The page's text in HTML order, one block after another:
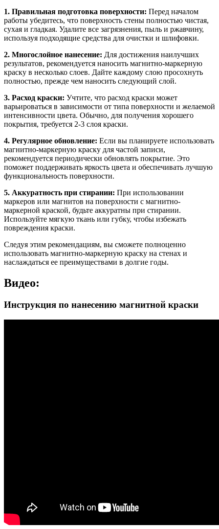
1. Правильная подготовка поверхности: Перед началом
работы убедитесь, что поверхность стены полностью чистая,
сухая и гладкая. Удалите все загрязнения, пыль и ржавчину,
используя подходящие средства для очистки и шлифовки.
2. Многослойное нанесение: Для достижения наилучших
результатов, рекомендуется наносить магнитно-маркерную
краску в несколько слоев. Дайте каждому слою просохнуть
полностью, прежде чем наносить следующий слой.
3. Расход краски: Учтите, что расход краски может
варьироваться в зависимости от типа поверхности и желаемой
интенсивности цвета. Обычно, для получения хорошего
покрытия, требуется 2-3 слоя краски.
4. Регулярное обновление: Если вы планируете использовать
магнитно-маркерную краску для частой записи,
рекомендуется периодически обновлять покрытие. Это
поможет поддерживать яркость цвета и обеспечивать лучшую
функциональность поверхности.
5. Аккуратность при стирании: При использовании
маркеров или магнитов на поверхности с магнитно-
маркерной краской, будьте аккуратны при стирании.
Используйте мягкую ткань или губку, чтобы избежать
повреждения краски.
Следуя этим рекомендациям, вы сможете полноценно
использовать магнитно-маркерную краску на стенах и
наслаждаться ее преимуществами в долгие годы.
Видео:
Инструкция по нанесению магнитной краски